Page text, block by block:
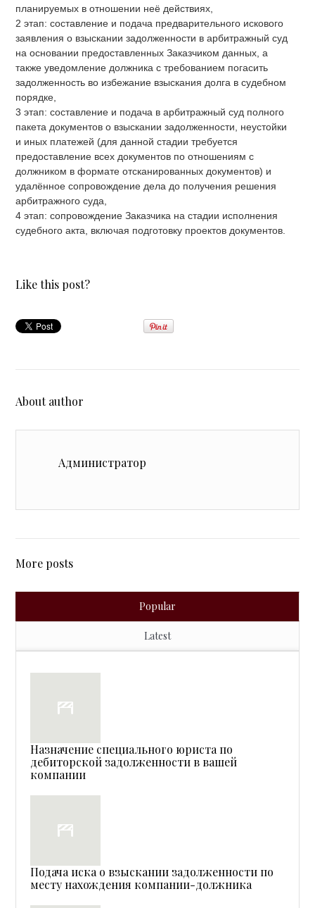
планируемых в отношении неё действиях,
2 этап: составление и подача предварительного искового
заявления о взыскании задолженности в арбитражный суд
на основании предоставленных Заказчиком данных, а
также уведомление должника с требованием погасить
задолженность во избежание взыскания долга в судебном
порядке,
3 этап: составление и подача в арбитражный суд полного
пакета документов о взыскании задолженности, неустойки
и иных платежей (для данной стадии требуется
предоставление всех документов по отношениям с
должником в формате отсканированных документов) и
удалённое сопровождение дела до получения решения
арбитражного суда,
4 этап: сопровождение Заказчика на стадии исполнения
судебного акта, включая подготовку проектов документов.
Like this post?
About author
Администратор
More posts
Popular
Latest
Назначение специального юриста по
дебиторской задолженности в вашей
компании
Подача иска о взыскании задолженности по
месту нахождения компании-должника